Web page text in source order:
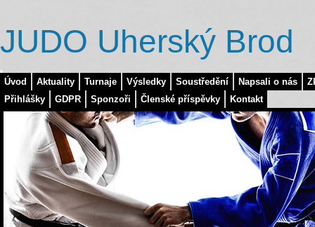
Úvod Aktuality Turnaje Výsledky Soustředění Napsali o nás
Přihlášky
GDPR Sponzoři Členské příspěvky Kontakt
JUDO Uherský Brod